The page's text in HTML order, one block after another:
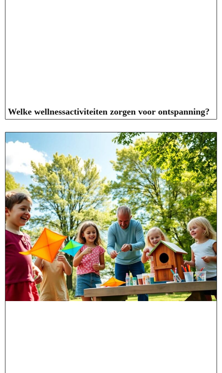
Welke wellnessactiviteiten zorgen voor ontspanning?